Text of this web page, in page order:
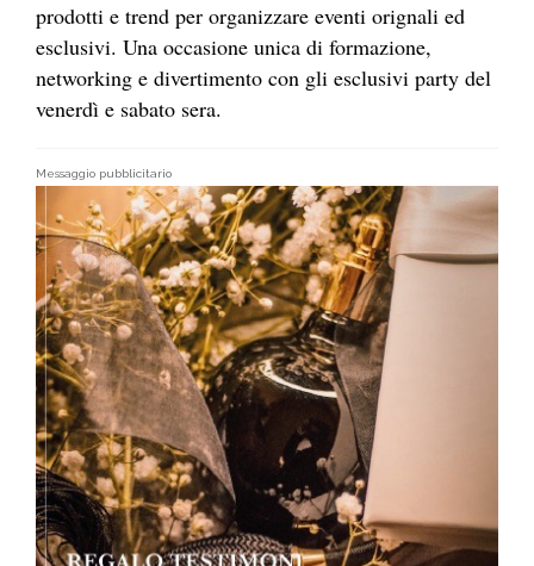
prodotti e trend per organizzare eventi orignali ed
esclusivi. Una occasione unica di formazione,
networking e divertimento con gli esclusivi party del
venerdì e sabato sera.
Messaggio pubblicitario